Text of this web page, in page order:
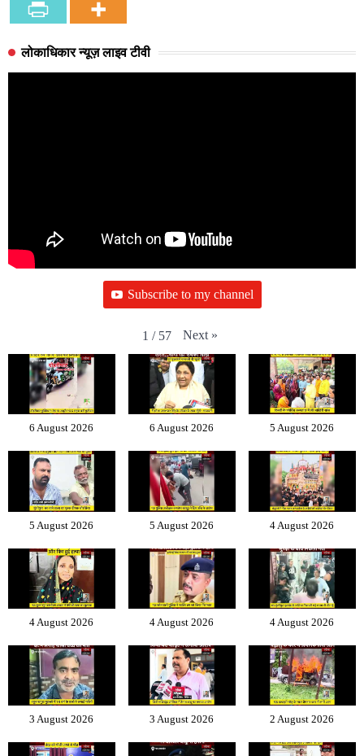
लोकाधिकार न्यूज़ लाइव टीवी
Subscribe to my channel
1 / 57 Next »
6 August 2026 6 August 2026 5 August 2026
5 August 2026 5 August 2026 4 August 2026
4 August 2026 4 August 2026 4 August 2026
3 August 2026 3 August 2026 2 August 2026